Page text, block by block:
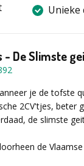
Unieke
- De Slimste
je de tofste
2CV'tjes, beter
de slimste
de